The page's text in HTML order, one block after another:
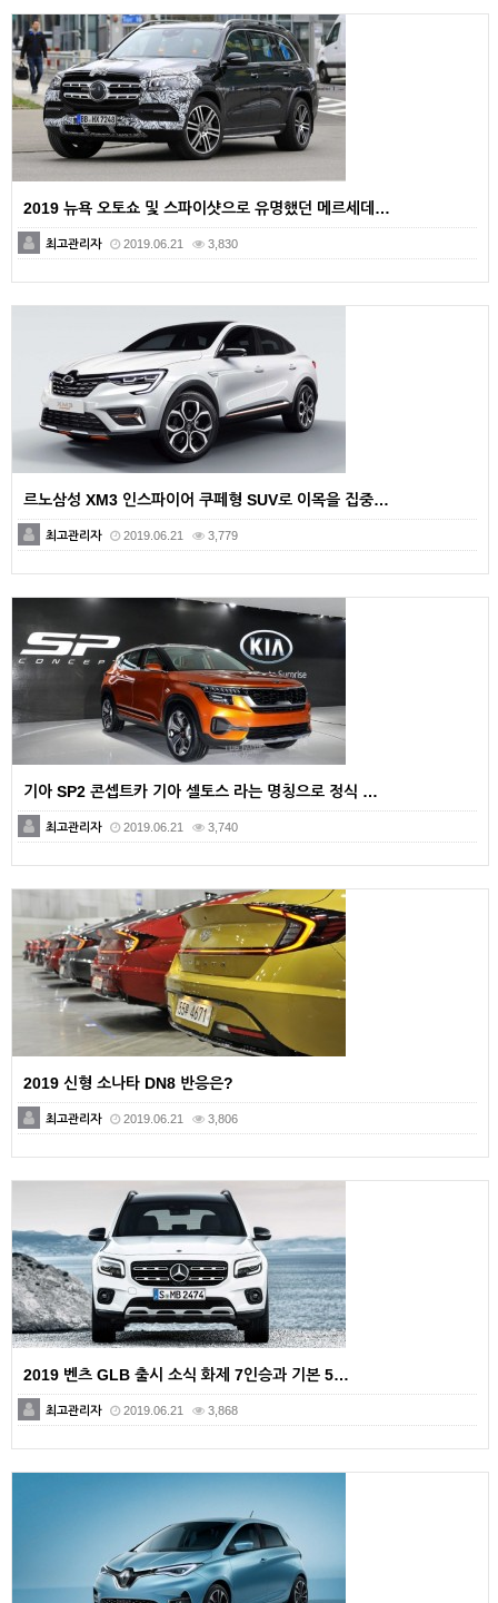
2019 뉴욕 오토쇼 및 스파이샷으로 유명했던 메르세데…
최고관리자 2019.06.21 3,830
르노삼성 XM3 인스파이어 쿠페형 SUV로 이목을 집중…
최고관리자 2019.06.21 3,779
기아 SP2 콘셉트카 기아 셀토스 라는 명칭으로 정식 …
최고관리자 2019.06.21 3,740
2019 신형 소나타 DN8 반응은?
최고관리자 2019.06.21 3,806
2019 벤츠 GLB 출시 소식 화제 7인승과 기본 5…
최고관리자 2019.06.21 3,868